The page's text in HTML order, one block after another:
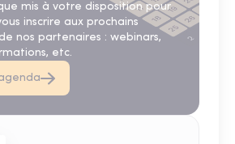
mis à votre disposition pour
inscrire aux prochains
nos partenaires : webinars,
etc.